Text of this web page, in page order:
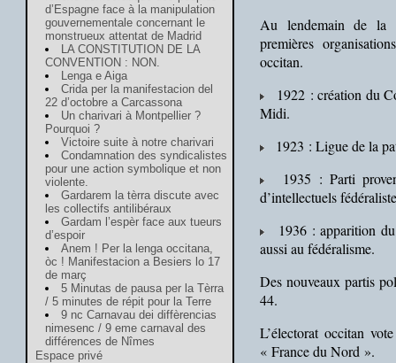
d’Espagne face à la manipulation
gouvernementale concernant le
monstrueux attentat de Madrid
LA CONSTITUTION DE LA
CONVENTION : NON.
Lenga e Aiga
Crida per la manifestacion del
22 d’octobre a Carcassona
Un charivari à Montpellier ?
Pourquoi ?
Victoire suite à notre charivari
Condamnation des syndicalistes
pour une action symbolique et non
violente.
Gardarem la tèrra discute avec
les collectifs antilibéraux
Gardam l’espèr face aux tueurs
d’espoir
Anem ! Per la lenga occitana,
òc ! Manifestacion a Besiers lo 17
de març
5 Minutas de pausa per la Tèrra
/ 5 minutes de répit pour la Terre
9 nc Carnavau dei diffèrencias
nimesenc / 9 eme carnaval des
différences de Nîmes
Espace privé
Au lendemain de la
premières
occitan.
1922 : création du
Midi.
1923 : Ligue de la
1935 : Parti
d’intellectuels
1936 : apparition du
aussi au fédéralisme.
Des nouveaux partis
44.
L’électorat occitan
« France du Nord ».